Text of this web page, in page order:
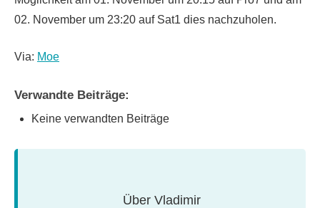
02. November um 23:20 auf Sat1 dies nachzuholen.
Via: Moe
Verwandte Beiträge:
Keine verwandten Beiträge
Über Vladimir